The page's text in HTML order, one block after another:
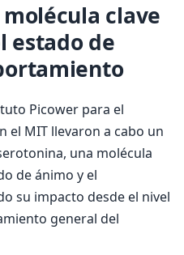
clave
estado de
Picower para el
el MIT llevaron a cabo un
una molécula
de ánimo y el
su impacto desde el nivel
general del